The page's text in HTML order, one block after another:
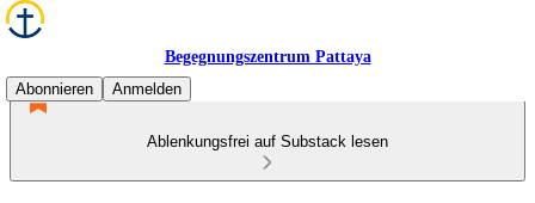
Begegnungszentrum Pattaya
Abonnieren
Anmelden
Ablenkungsfrei auf Substack lesen